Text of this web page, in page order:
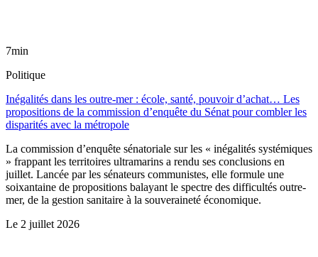
7min
Politique
Inégalités dans les outre-mer : école, santé, pouvoir d’achat… Les
propositions de la commission d’enquête du Sénat pour combler les
disparités avec la métropole
La commission d’enquête sénatoriale sur les « inégalités systémiques
» frappant les territoires ultramarins a rendu ses conclusions en
juillet. Lancée par les sénateurs communistes, elle formule une
soixantaine de propositions balayant le spectre des difficultés outre-
mer, de la gestion sanitaire à la souveraineté économique.
Le 2 juillet 2026